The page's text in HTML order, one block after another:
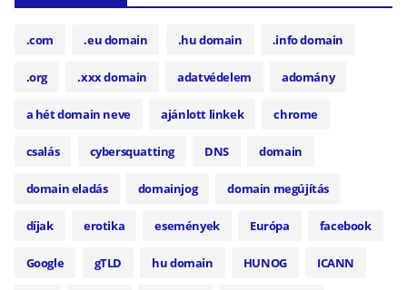
.com .eu domain .hu domain .info domain
.org .xxx domain adatvédelem adomány
a hét domain neve ajánlott linkek chrome
csalás cybersquatting DNS domain
domain eladás domainjog domain megújítás
díjak erotika események Európa facebook
Google gTLD hu domain HUNOG ICANN